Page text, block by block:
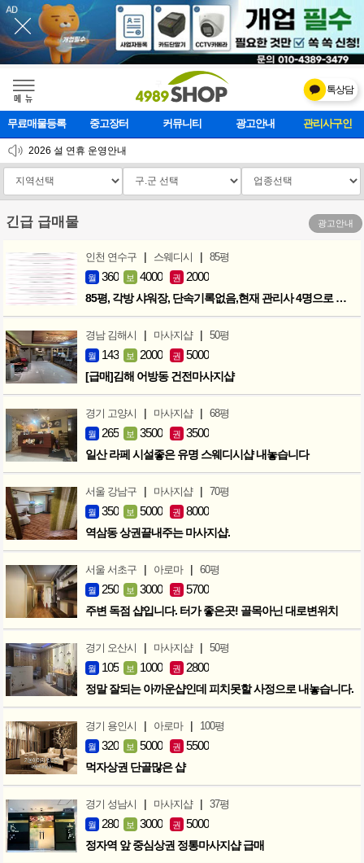
메    뉴
톡상담
무료매물등록 중고장터 커뮤니티 광고안내 마사지클럽
2026 설 연휴 운영안내
[업데이트]모바일 하단 고정메뉴 추가
[업데이트] 개선사항 안내
긴급 급매물 광고안내
인천 연수구 | 스웨디시 | 85평
월 360 보 4000 권 2000
85평, 각방 샤워장, 단속기록없음,현재 관리사 4명으로 성업중
경남 김해시 | 마사지샵 | 50평
월 143 보 2000 권 5000
[급매]김해 어방동 건전마사지샵
경기 고양시 | 마사지샵 | 68평
월 265 보 3500 권 3500
일산 라페 시설좋은 유명 스웨디시샵 내놓습니다
서울 강남구 | 마사지샵 | 70평
월 350 보 5000 권 8000
역삼동 상권끝내주는 마사지샵.
서울 서초구 | 아로마 | 60평
월 250 보 3000 권 5700
주변 독점 샵입니다. 터가 좋은곳! 골목아닌 대로변위치
경기 오산시 | 마사지샵 | 50평
월 105 보 1000 권 2800
정말 잘되는 아까운샵인데 피치못할 사정으로 내놓습니다.
경기 용인시 | 아로마 | 100평
월 320 보 5000 권 5500
먹자상권 단골많은 샵
경기 성남시 | 마사지샵 | 37평
월 280 보 3000 권 5000
정자역 앞 중심상권 정통마사지샵 급매